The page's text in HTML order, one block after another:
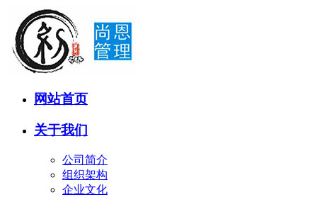
网站首页
关于我们
公司简介
组织架构
企业文化